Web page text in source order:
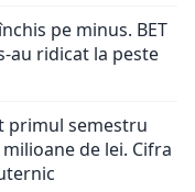
pe minus. BET
au ridicat la peste
primul semestru
de lei. Cifra